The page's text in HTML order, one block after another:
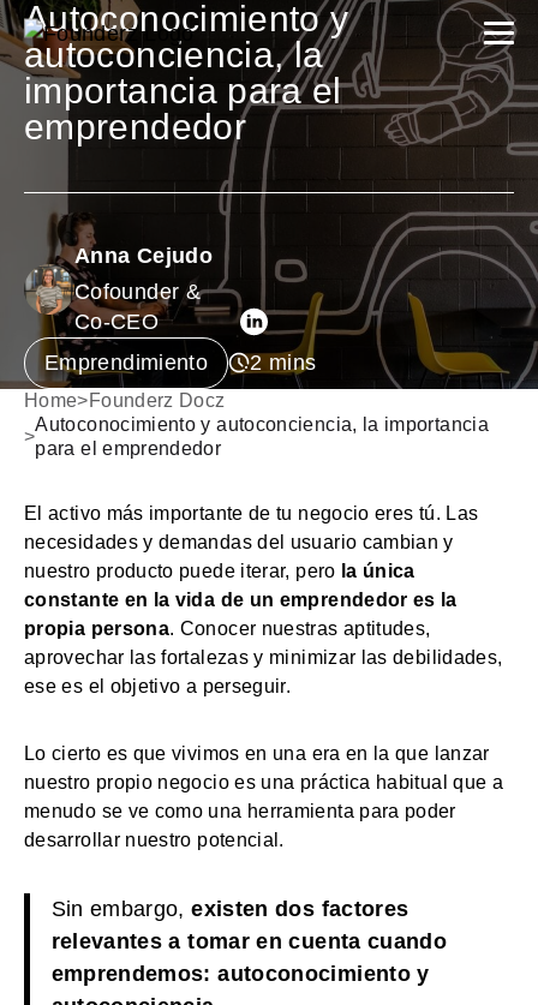
Autoconocimiento y
autoconciencia, la
importancia para el
emprendedor
Anna Cejudo
Cofounder &
Co-CEO
Emprendimiento
Home>Founderz Docz
>
Autoconocimiento y autoconciencia, la importancia
para el emprendedor
El activo más importante de tu negocio eres tú. Las
necesidades y demandas del usuario cambian y
nuestro producto puede iterar, pero la única
constante en la vida de un emprendedor es la
propia persona. Conocer nuestras aptitudes,
aprovechar las fortalezas y minimizar las debilidades,
ese es el objetivo a perseguir.
Lo cierto es que vivimos en una era en la que lanzar
nuestro propio negocio es una práctica habitual que a
menudo se ve como una herramienta para poder
desarrollar nuestro potencial.
Sin embargo,existen dos factores
relevantes a tomar en cuenta cuando
emprendemos: autoconocimiento y